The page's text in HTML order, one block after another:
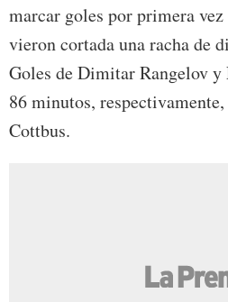
marcar goles por primera
vieron cortada una racha de
Goles de Dimitar Rangelov
86 minutos,
Cottbus.